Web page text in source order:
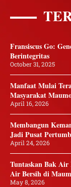
Fransiscus Go:
Berintegritas
October 31, 2025
Manfaat Mulai
Masyarakat
April 16, 2026
Membangun
Jadi Pusat
April 24, 2026
Tuntaskan Bak Air
Air Bersih di
May 8, 2026